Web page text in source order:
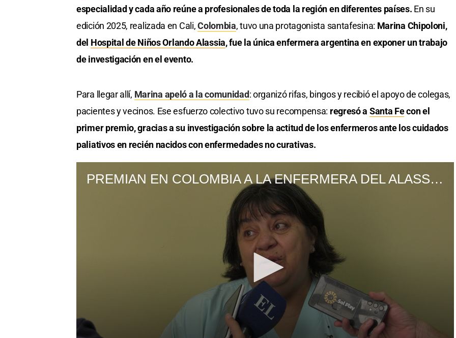
especialidad y cada año reúne a profesionales de toda la región en diferentes países. En su
edición 2025, realizada en Cali,Colombia, tuvo una protagonista santafesina: Marina Chipoloni,
del Hospital de Niños Orlando Alassia, fue la única enfermera argentina en exponer un trabajo
de investigación en el evento.
Para llegar allí, Marina apeló a la comunidad: organizó rifas, bingos y recibió el apoyo de colegas,
pacientes y vecinos. Ese esfuerzo colectivo tuvo su recompensa: regresó a Santa Fecon el
primer premio, gracias a su investigación sobre la actitud de los enfermeros ante los cuidados
paliativos en recién nacidos con enfermedades no curativas.